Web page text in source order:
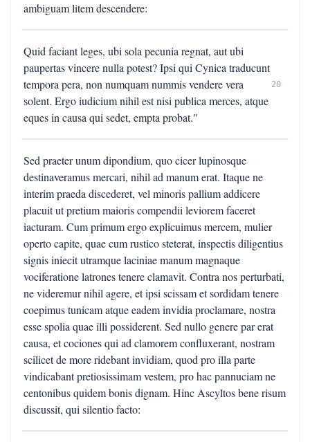
ambiguam litem descendere:
Quid faciant leges, ubi sola pecunia regnat, aut ubi
paupertas vincere nulla potest? Ipsi qui Cynica traducunt
tempora pera, non numquam nummis vendere vera
solent. Ergo iudicium nihil est nisi publica merces, atque
eques in causa qui sedet, empta probat."
20
Sed praeter unum dipondium, quo cicer lupinosque
destinaveramus mercari, nihil ad manum erat. Itaque ne
interim praeda discederet, vel minoris pallium addicere
placuit ut pretium maioris compendii leviorem faceret
iacturam. Cum primum ergo explicuimus mercem, mulier
operto capite, quae cum rustico steterat, inspectis diligentius
signis iniecit utramque laciniae manum magnaque
vociferatione latrones tenere clamavit. Contra nos perturbati,
ne videremur nihil agere, et ipsi scissam et sordidam tenere
coepimus tunicam atque eadem invidia proclamare, nostra
esse spolia quae illi possiderent. Sed nullo genere par erat
causa, et cociones qui ad clamorem confluxerant, nostram
scilicet de more ridebant invidiam, quod pro illa parte
vindicabant pretiosissimam vestem, pro hac pannuciam ne
centonibus quidem bonis dignam. Hinc Ascyltos bene risum
discussit, qui silentio facto: